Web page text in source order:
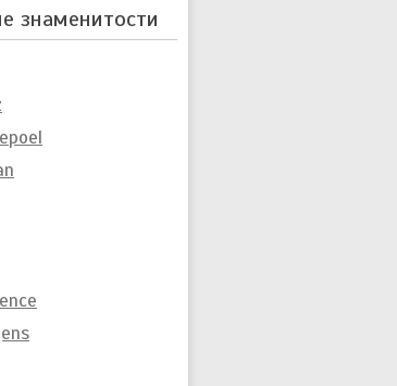
знаменитости